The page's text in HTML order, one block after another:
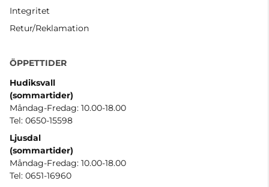
Integritet
Retur/Reklamation
ÖPPETTIDER
Hudiksvall
(sommartider)
Måndag-Fredag: 10.00-18.00
Tel: 0650-15598
Ljusdal
(sommartider)
Måndag-Fredag: 10.00-18.00
Tel: 0651-16960